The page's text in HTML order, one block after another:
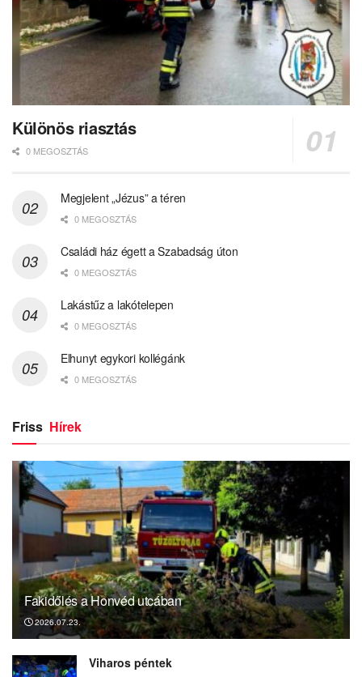
Különös riasztás
0 MEGOSZTÁS
Megjelent „Jézus” a téren
0 MEGOSZTÁS
Családi ház égett a Szabadság úton
0 MEGOSZTÁS
Lakástűz a lakótelepen
0 MEGOSZTÁS
Elhunyt egykori kollégánk
0 MEGOSZTÁS
Friss Hírek
Fakidőlés a Honvéd utcában
2026.07.23.
Viharos péntek